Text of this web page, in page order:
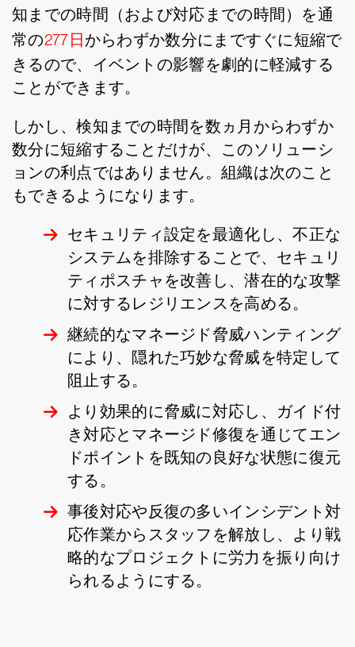
知までの時間（および対応までの時間）を通
常の277日 からわずか数分にまですぐに短縮で
きるので、イベントの影響を劇的に軽減する
ことができます。
しかし、検知までの時間を数ヵ月からわずか
数分に短縮することだけが、このソリューシ
ョンの利点ではありません。組織は次のこと
もできるようになります。
セキュリティ設定を最適化し、不正な
システムを排除することで、セキュリ
ティポスチャを改善し、潜在的な攻撃
に対するレジリエンスを高める。
継続的なマネージド脅威ハンティング
により、隠れた巧妙な脅威を特定して
阻止する。
より効果的に脅威に対応し、ガイド付
き対応とマネージド修復を通じてエン
ドポイントを既知の良好な状態に復元
する。
事後対応や反復の多いインシデント対
応作業からスタッフを解放し、より戦
略的なプロジェクトに労力を振り向け
られるようにする。